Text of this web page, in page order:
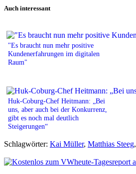
Auch interessant
"Es braucht nun mehr positive
Kundenerfahrungen im digitalen
Raum"
Huk-Coburg-Chef Heitmann: „Bei
uns, aber auch bei der Konkurrenz,
gibt es noch mal deutlich
Steigerungen“
Schlagwörter: Kai Müller, Matthias Steeg,